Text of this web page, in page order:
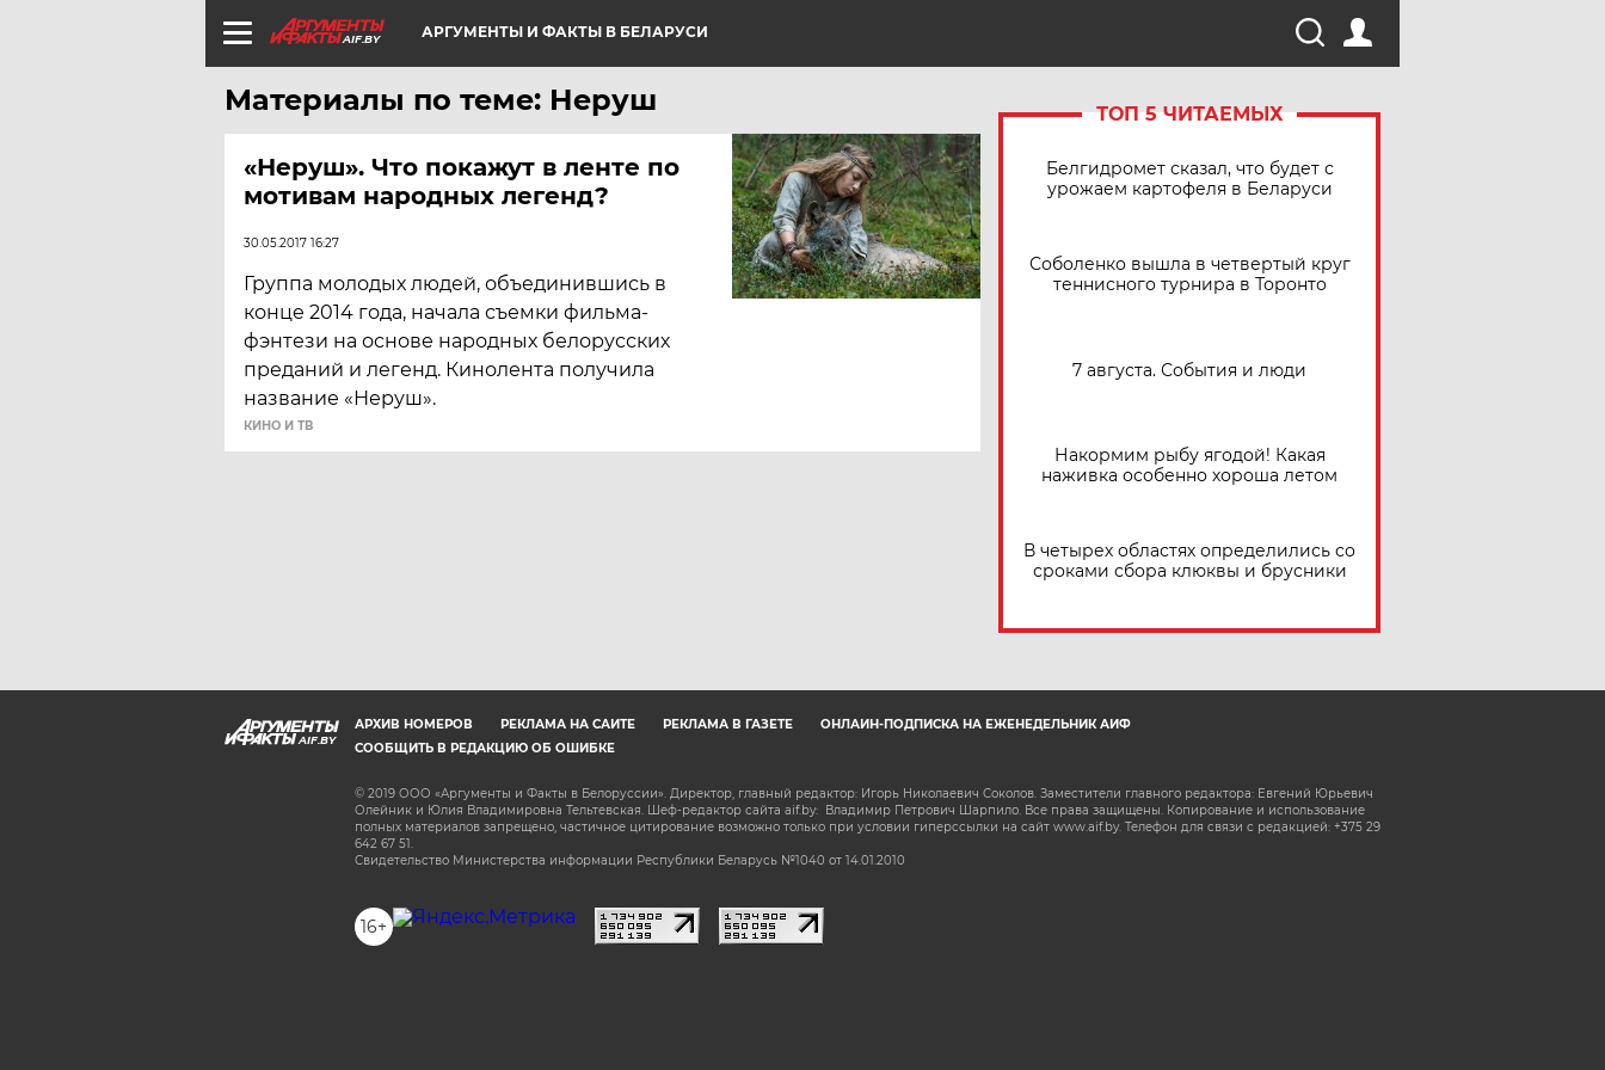
AIF.BY АРГУМЕНТЫ И ФАКТЫ В БЕЛАРУСИ
Материалы по теме: Неруш
«Неруш». Что покажут в ленте по
мотивам народных легенд?
30.05.2017 16:27
Группа молодых людей, объединившись в
конце 2014 года, начала съемки фильма-
фэнтези на основе народных белорусских
преданий и легенд. Кинолента получила
название «Неруш».
КИНО И ТВ
ТОП 5 ЧИТАЕМЫХ
Белгидромет сказал, что будет с
урожаем картофеля в Беларуси
Соболенко вышла в четвертый круг
теннисного турнира в Торонто
7 августа. События и люди
Накормим рыбу ягодой! Какая
наживка особенно хороша летом
В четырех областях определились со
сроками сбора клюквы и брусники
AIF.BY
АРХИВ НОМЕРОВ РЕКЛАМА НА САЙТЕ РЕКЛАМА В ГАЗЕТЕ
ОНЛАЙН-ПОДПИСКА НА ЕЖЕНЕДЕЛЬНИК АИФ
СООБЩИТЬ В РЕДАКЦИЮ ОБ ОШИБКЕ
© 2019 ООО «Аргументы и Факты в Белоруссии». Директор, главный редактор: Игорь Николаевич Соколов. Заместители главного редактора: Евгений Юрьевич
Олейник и Юлия Владимировна Тельтевская. Шеф-редактор сайта aif.by: Владимир Петрович Шарпило. Все права защищены. Копирование и использование
полных материалов запрещено, частичное цитирование возможно только при условии гиперссылки на сайт www.aif.by. Телефон для связи с редакцией: +375 29
642 67 51.
Свидетельство Министерства информации Республики Беларусь №1040 от 14.01.2010
16+